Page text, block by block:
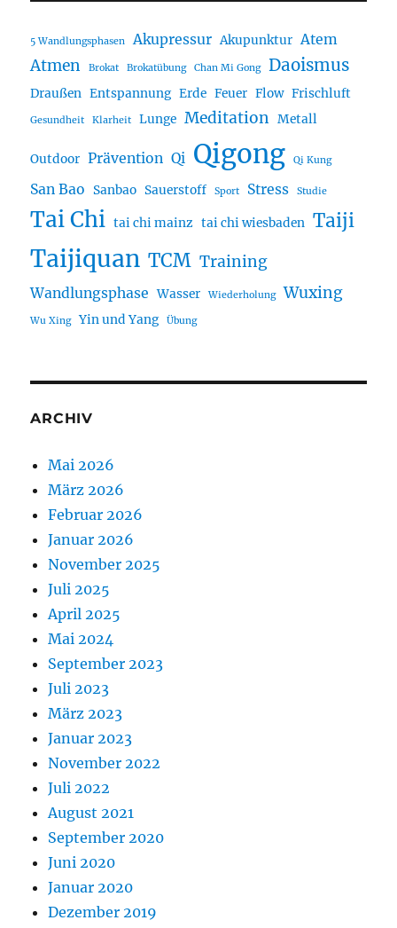
5 Wandlungsphasen Akupressur Akupunktur Atem
Atmen Brokat Brokatübung Chan Mi Gong Daoismus
Draußen Entspannung Erde Feuer Flow Frischluft
Gesundheit Klarheit Lunge Meditation Metall
Outdoor Prävention Qi Qigong Qi Kung
San Bao Sanbao Sauerstoff Sport Stress Studie
Tai Chi tai chi mainz tai chi wiesbaden Taiji
Taijiquan TCM Training
Wandlungsphase Wasser Wiederholung Wuxing
Wu Xing Yin und Yang Übung
ARCHIV
Mai 2026
März 2026
Februar 2026
Januar 2026
November 2025
Juli 2025
April 2025
Mai 2024
September 2023
Juli 2023
März 2023
Januar 2023
November 2022
Juli 2022
August 2021
September 2020
Juni 2020
Januar 2020
Dezember 2019